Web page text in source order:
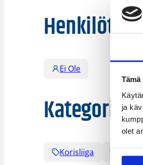
ja
olet
Henkilöt
Ei Ole
Kategoriat
Korisliiga